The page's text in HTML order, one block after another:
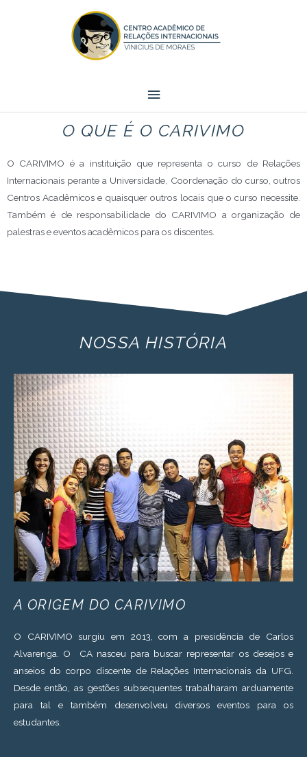
O QUE É O CARIVIMO
O CARIVIMO é a instituição que representa o curso de Relações
Internacionais perante a Universidade, Coordenação do curso, outros
Centros Acadêmicos e quaisquer outros locais que o curso necessite.
Também é de responsabilidade do CARIVIMO a organização de
palestras e eventos acadêmicos para os discentes.
NOSSA HISTÓRIA
A ORIGEM DO CARIVIMO
O CARIVIMO surgiu em 2013, com a presidência de Carlos
Alvarenga. O CA nasceu para buscar representar os desejos e
anseios do corpo discente de Relações Internacionais da UFG.
Desde então, as gestões subsequentes trabalharam arduamente
para tal e também desenvolveu diversos eventos para os
estudantes.